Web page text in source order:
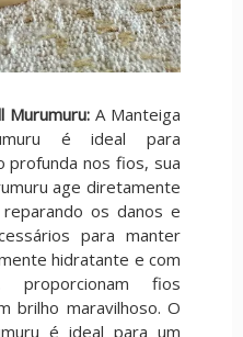
Murumuru:A Manteiga
é ideal para
profunda nos fios, sua
age diretamente
os danos e
para manter
hidratante e com
proporcionam fios
brilho maravilhoso. O
é ideal para um